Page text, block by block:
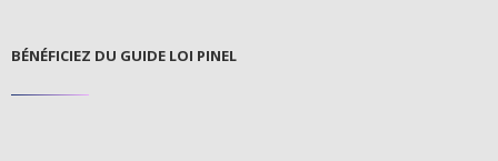
BÉNÉFICIEZ DU GUIDE LOI PINEL